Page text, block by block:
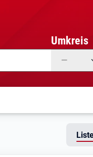
Umkreis
—